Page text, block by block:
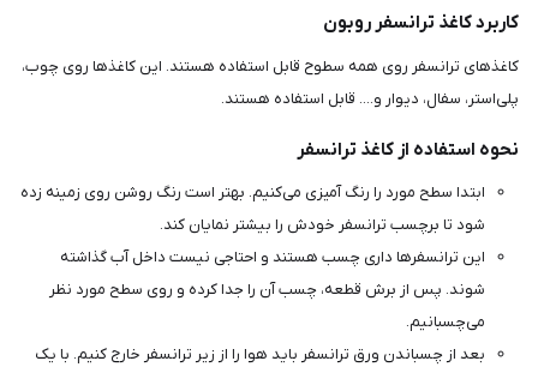
کاربرد کاغذ ترانسفر روبون
کاغذهای ترانسفر روی همه سطوح قابل استفاده هستند. این کاغذها روی چوب،
پلی‌استر، سفال، دیوار و.... قابل استفاده هستند.
نحوه استفاده از کاغذ ترانسفر
ابتدا سطح مورد را رنگ آمیزی می‌کنیم. بهتر است رنگ روشن روی زمینه زده
شود تا برچسب ترانسفر خودش را بیشتر نمایان کند.
این ترانسفرها داری چسب هستند و احتاجی نیست داخل آب گذاشته
شوند. پس از برش قطعه، چسب آن را جدا کرده و روی سطح مورد نظر
می‌چسبانیم.
بعد از چسباندن ورق ترانسفر باید هوا را از زیر ترانسفر خارج کنیم. با یک